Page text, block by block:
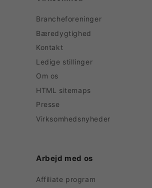
Brancheforeninger
Bæredygtighed
Kontakt
Ledige stillinger
Om os
HTML sitemaps
Presse
Virksomhedsnyheder
Arbejd med os
Affiliate program